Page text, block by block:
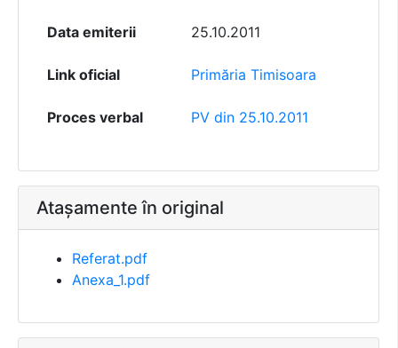
Data emiterii 25.10.2011
Link oficial Primăria Timisoara
Proces verbal PV din 25.10.2011
Atașamente în original
Referat.pdf
Anexa_1.pdf